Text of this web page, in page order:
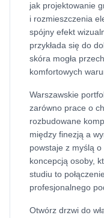
jak projektowanie
i rozmieszczenia
spójny efekt
przykłada się do
skóra mogła
komfortowych
Warszawskie
zarówno prace o
rozbudowane
między finezją a
powstaje z myślą o
koncepcją osoby,
studiu to
profesjonalnego
Otwórz drzwi do